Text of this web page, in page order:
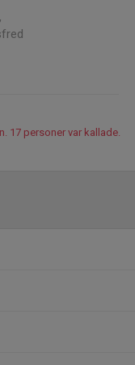
17 personer var kallade.